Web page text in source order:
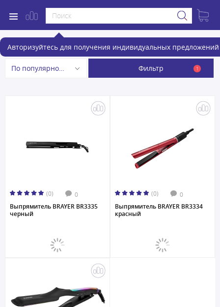
Авторизуйтесь для получения индивидуальных предложений
Выпрямители для волос
По популярности Фильтр 1
(0) 0
Выпрямитель BRAYER BR3335
черный
(0) 0
Выпрямитель BRAYER BR3334
красный